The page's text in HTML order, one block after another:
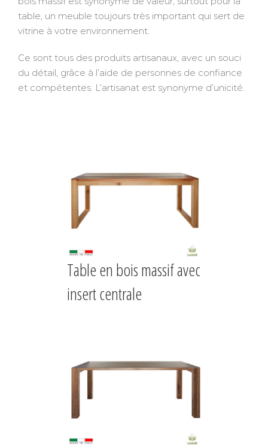
table, un meuble toujours très important qui sert de
vitrine à votre environnement.
Ce sont tous des produits artisanaux, avec un souci
du détail, grâce à l’aide de personnes de confiance
et compétentes. L’artisanat est synonyme d’unicité.
Table en bois massif avec
insert centrale